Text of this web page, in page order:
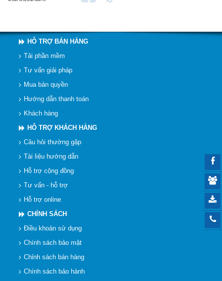
HỖ TRỢ BÁN HÀNG
Tải phần mềm
Tư vấn giải pháp
Mua bản quyền
Hướng dẫn thanh toán
Khách hàng
HỖ TRỢ KHÁCH HÀNG
Câu hỏi thường gặp
Tài liệu hướng dẫn
Hỗ trợ cộng đồng
Tư vấn - hỗ trợ
Hỗ trợ online
CHÍNH SÁCH
Điều khoản sử dụng
Chính sách bảo mật
Chỉnh sách bán hàng
Chính sách bảo hành